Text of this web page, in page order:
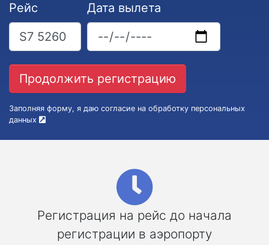
Рейс Дата вылета
Заполняя форму, я даю согласие на обработку персональных
данных
Регистрация на рейс до начала
регистрации в аэропорту